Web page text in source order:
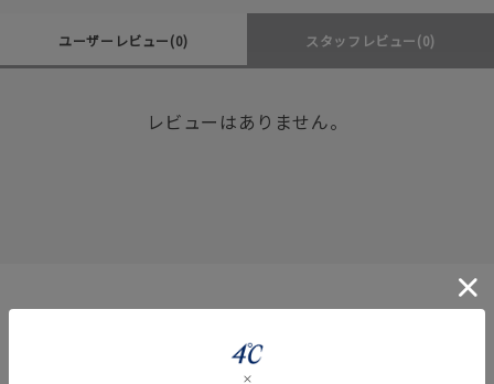
ユーザーレビュー(0) スタッフレビュー(0)
レビューはありません。